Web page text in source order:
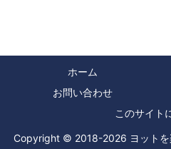
ホーム
お問い合わせ
このサイト
Copyright © 2018-2026 ヨットを